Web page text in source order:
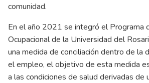
comunidad.
En el año 2021 se integró el Programa
Ocupacional de la Universidad del
una medida de conciliación dentro de la
el empleo, el objetivo de esta medida
a las condiciones de salud derivadas de